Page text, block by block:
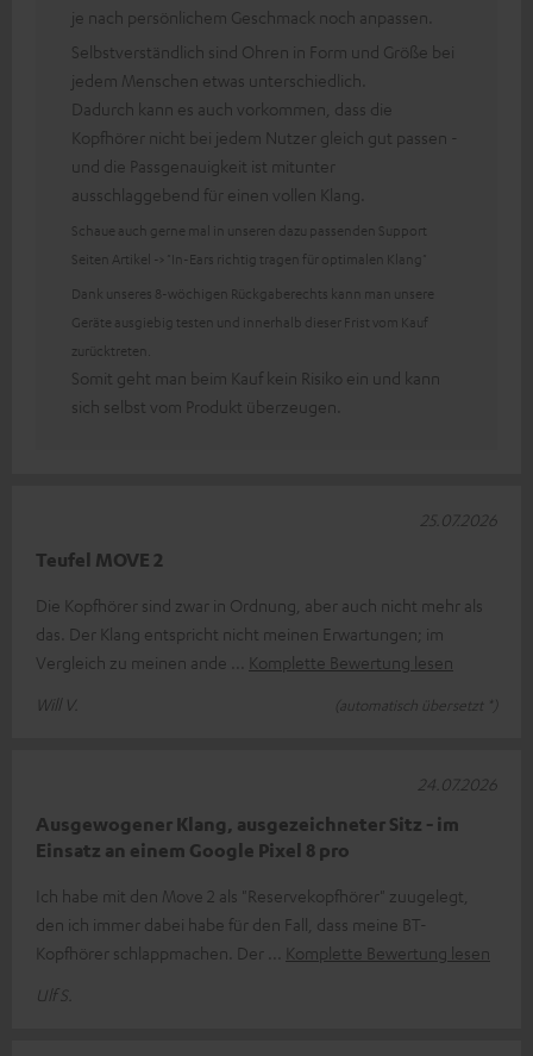
je nach persönlichem Geschmack noch anpassen.
Selbstverständlich sind Ohren in Form und Größe bei
jedem Menschen etwas unterschiedlich.
Dadurch kann es auch vorkommen, dass die
Kopfhörer nicht bei jedem Nutzer gleich gut passen -
und die Passgenauigkeit ist mitunter
ausschlaggebend für einen vollen Klang.
Schaue auch gerne mal in unseren dazu passenden Support
Seiten Artikel -> "In-Ears richtig tragen für optimalen Klang"
Dank unseres 8-wöchigen Rückgaberechts kann man unsere
Geräte ausgiebig testen und innerhalb dieser Frist vom Kauf
zurücktreten.
Somit geht man beim Kauf kein Risiko ein und kann
sich selbst vom Produkt überzeugen.
Teufel MOVE 2
Die Kopfhörer sind zwar in Ordnung, aber auch nicht mehr als
das. Der Klang entspricht nicht meinen Erwartungen; im
Vergleich zu meinen ande
Komplette Bewertung lesen
Will V.
(automatisch übersetzt *)
25.07.2026
Ausgewogener Klang, ausgezeichneter Sitz - im
Einsatz an einem Google Pixel 8 pro
Ich habe mit den Move 2 als "Reservekopfhörer" zuugelegt,
den ich immer dabei habe für den Fall, dass meine BT-
Kopfhörer schlappmachen. Der
Komplette Bewertung lesen
Ulf S.
24.07.2026